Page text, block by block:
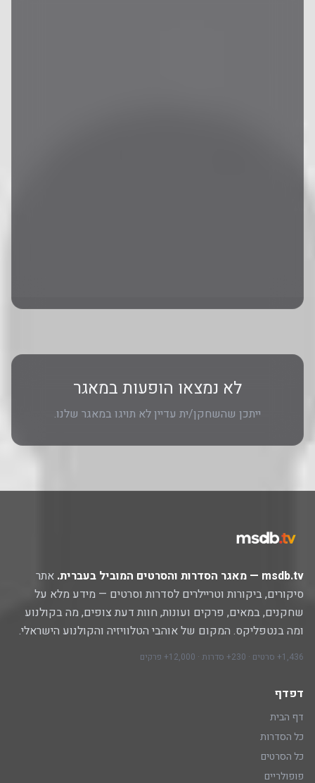
לא נמצאו הופעות במאגר
ייתכן שהשחקן/ית עדיין לא תויגו במאגר שלנו.
msdb.tv — מאגר הסדרות והסרטים המוביל בעברית.
אתר
סיקורים, ביקורות וטריילרים לסדרות וסרטים — מידע מלא על
שחקנים, במאים, פרקים ועונות, חוות דעת צופים, מה בקולנוע
ומה בנטפליקס. המקום של אוהבי הטלוויזיה והקולנוע הישראלי.
1,436+ סרטים · 230+ סדרות · 12,000+ פרקים
דפדף
דף הבית
כל הסדרות
כל הסרטים
פופולריים